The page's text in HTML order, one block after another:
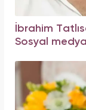
İbrahim
Sosyal